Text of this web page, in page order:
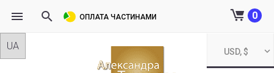
Skip
USD, $
0
ОПЛАТА ЧАСТИНАМИ